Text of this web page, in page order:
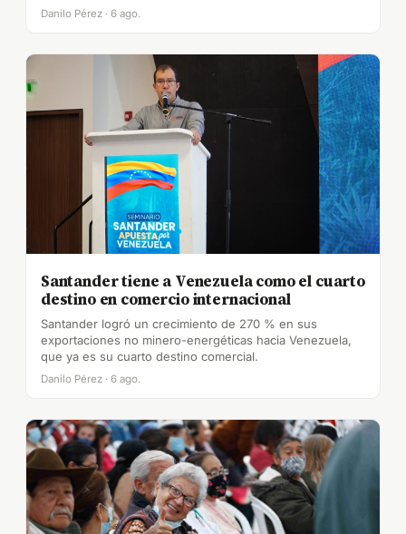
Danilo Pérez · 6 ago.
Santander tiene a Venezuela como el cuarto
destino en comercio internacional
Santander logró un crecimiento de 270 % en sus
exportaciones no minero-energéticas hacia Venezuela,
que ya es su cuarto destino comercial.
Danilo Pérez · 6 ago.